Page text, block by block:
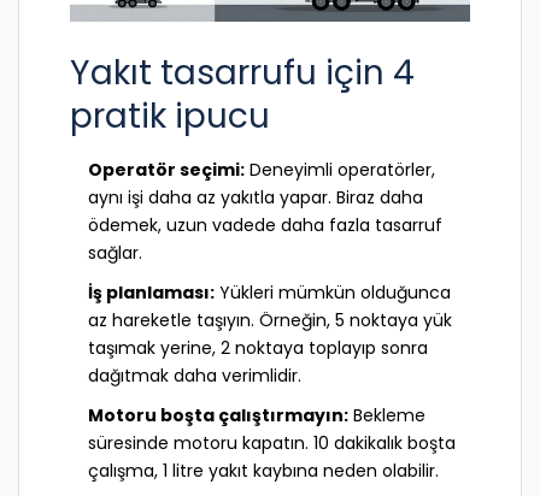
Yakıt tasarrufu için 4
pratik ipucu
Operatör seçimi: Deneyimli operatörler,
aynı işi daha az yakıtla yapar. Biraz daha
ödemek, uzun vadede daha fazla tasarruf
sağlar.
İş planlaması: Yükleri mümkün olduğunca
az hareketle taşıyın. Örneğin, 5 noktaya yük
taşımak yerine, 2 noktaya toplayıp sonra
dağıtmak daha verimlidir.
Motoru boşta çalıştırmayın: Bekleme
süresinde motoru kapatın. 10 dakikalık boşta
çalışma, 1 litre yakıt kaybına neden olabilir.